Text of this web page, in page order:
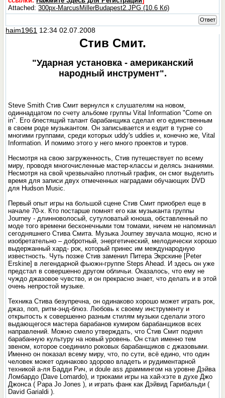
Attached:300px-MarcusMillerBudapest2.JPG (10.6 Кб)
Ответ
haim1961 12:34 02.07.2008
Стив Смит.
"Ударная установка - американский
народный инструмент".
Steve Smith Стив Смит вернулся к слушателям на новом,
одиннадцатом по счету альбоме группы Vital Information "Come on
in". Его блестящий талант барабанщика сделал его единственным
в своем роде музыкантом. Он записывается и ездит в турне со
многими группами, среди которых uddy's uddies и, конечно же, Vital
Information. И помимо этого у него много проектов и туров.
Несмотря на свою загруженность, Стив путешествует по всему
миру, проводя многочисленные мастер-классы и делясь знаниями.
Несмотря на свой чрезвычайно плотный график, он смог выделить
время для записи двух отмеченных наградами обучающих DVD
для Hudson Music.
Первый опыт игры на большой сцене Стив Смит приобрел еще в
начале 70-х. Кто постарше помнят его как музыканта группы
Journey - длинноволосый, сутуловатый юноша, обставленный по
моде того времени бесконечными том томами, ничем не напоминал
сегодняшнего Стива Смита. Музыка Journey звучала мощно, ясно и
изобретательно – добротный, энергетический, мелодически хорошо
выдержанный хард- рок, который принес им международную
известность. Чуть позже Стив заменил Питера Экрскине [Peter
Erskine] в легендарной фьюжн-группе Steps Ahead. И здесь он уже
предстал в совершенно другом обличьи. Оказалось, что ему не
чуждо джазовое чувство, и он прекрасно знает, что делать и в этой
очень непростой музыке.
Техника Стива безупречна, он одинаково хорошо может играть рок,
джаз, поп, ритм-энд-блюз. Любовь к своему инструменту и
открытость к совершенно разным стилям музыки сделали этого
выдающегося мастера барабанов кумиром барабанщиков всех
направлений. Можно смело утверждать, что Стив Смит поднял
барабанную культуру на новый уровень. Он стал именно тем
звеном, которое соединило роковых барабанщиков с джазовыми.
Именно он показал всему миру, что, по сути, всё едино, что один
человек может одинаково здорово владеть и рудиментарной
техникой а-ля Бадди Рич, и doule ass драммингом на уровне Дэйва
Ломбардо (Dave Lomardo), и трюками игры на хай-хэте в духе Джо
Джонса ( Papa Jo Jones ), и играть фанк как Дэйвид Гарибальди (
David Garialdi ).